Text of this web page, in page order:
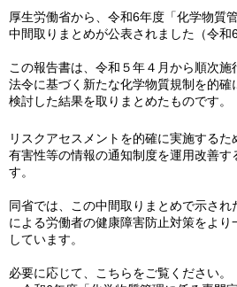
厚生労働省から、令和6年度「化学物質
中間取りまとめが公表されました（令和
この報告書は、令和５年４月から順次
法令に基づく新たな化学物質規制を的
検討した結果を取りまとめたものです。
リスクアセスメントを的確に実施する
有害性等の情報の通知制度を運用改善す
す。
同省では、この中間取りまとめで示さ
による労働者の健康障害防止対策をより
しています。
必要に応じて、こちらをご覧ください。